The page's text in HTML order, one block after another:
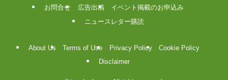
お問合せ
広告出稿
イベント掲載のお申込み
ニュースレター購読
About Us Terms of Use Privacy Policy
Cookie Policy
Disclaimer